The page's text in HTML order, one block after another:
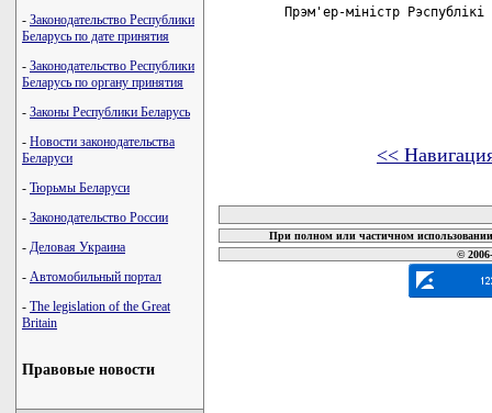
- Законодательство Республики
Беларусь по дате принятия
- Законодательство Республики
Беларусь по органу принятия
- Законы Республики Беларусь
- Новости законодательства
Беларуси
- Тюрьмы Беларуси
- Законодательство России
- Деловая Украина
- Автомобильный портал
- The legislation of the Great
Britain
Правовые новости
Прэм'ер-мiнiстр
<<
При полном или частичном
©